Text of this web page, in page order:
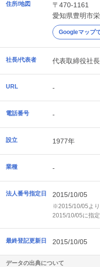
住所/地図
〒470-1161
愛知県豊明市
Googleマップ
社長/代表者 代表取締役社
URL -
電話番号 -
設立 1977年
業種 -
法人番号指定日 2015/10/05
※2015/10/05より
2015/10/05に指定
最終登記更新日 2015/10/05
データの出典について